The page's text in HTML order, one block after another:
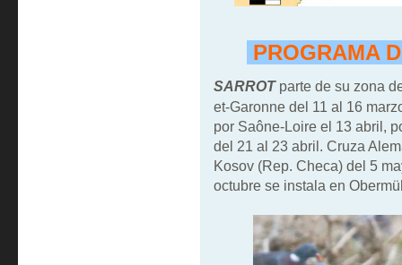
PROGRAMA
SARROTparte de su zona
et-Garonne del 11 al 16
por Saône-Loire el 13 abril,
del 21 al 23 abril. Cruza
Kosov (Rep. Checa) del 5
octubre se instala en